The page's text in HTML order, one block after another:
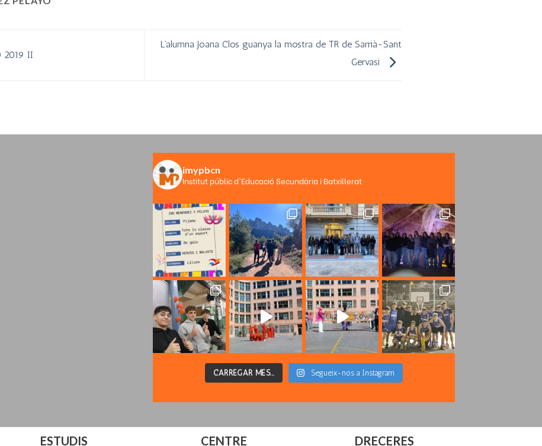
2019 II
L’alumna Joana Clos guanya la mostra de TR de Sarrià-Sant
Gervasi
imypbcn
Institut públic d'Educació Secundària i Batxillerat
CARREGAR MÉS... Segueix-nos a Instagram
ESTUDIS CENTRE DRECERES